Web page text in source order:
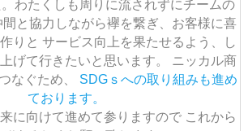
​​​​わたくしも周りに流されずにチームの
間と協力しながら襷を繋ぎ、お客様に喜
りと サービス向上を果たせるよう、し
げて行きたいと思います。
ニッカル商
なぐため、
SDGｓへの取り組みも進め
ております。
に向けて進めて参りますのでこれから